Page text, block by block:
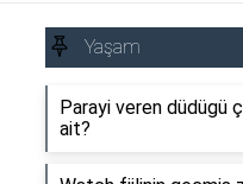
Yaşam
Parayi veren düdügü
ait?